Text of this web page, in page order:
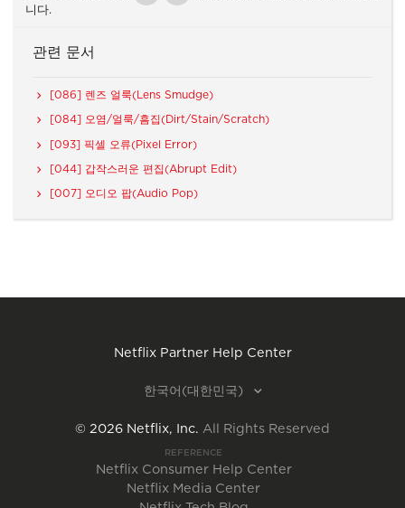
니다.
관련 문서
[086] 렌즈 얼룩(Lens Smudge)
[084] 오염/얼룩/흠집(Dirt/Stain/Scratch)
[093] 픽셀 오류(Pixel Error)
[044] 갑작스러운 편집(Abrupt Edit)
[007] 오디오 팝(Audio Pop)
Netflix Partner Help Center
한국어(대한민국)
© 2026 Netflix, Inc. All Rights Reserved
REFERENCE
Netflix Consumer Help Center
Netflix Media Center